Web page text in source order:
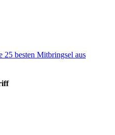
25 besten Mitbringsel aus